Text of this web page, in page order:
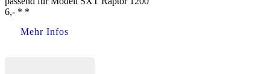
6,- * *
Mehr Infos